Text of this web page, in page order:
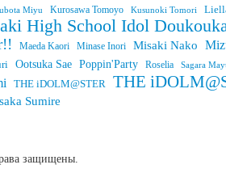
Miyu Kurosawa Tomoyo Kusunoki Tomori
High School Idol
Maeda Kaori Minase Inori Misaki Nako
Ootsuka Sae Poppin'Party Roselia Sagara
THE iDOLM@STER THE
Sumire
защищены.